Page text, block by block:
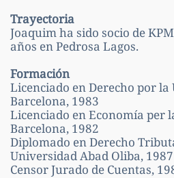
Trayectoria
Joaquim ha sido socio de
años en Pedrosa Lagos.
Formación
Licenciado en Derecho por
Barcelona, 1983
Licenciado en Economía per
Barcelona, 1982
Diplomado en Derecho
Universidad Abad Oliba, 1987
Censor Jurado de Cuentas,